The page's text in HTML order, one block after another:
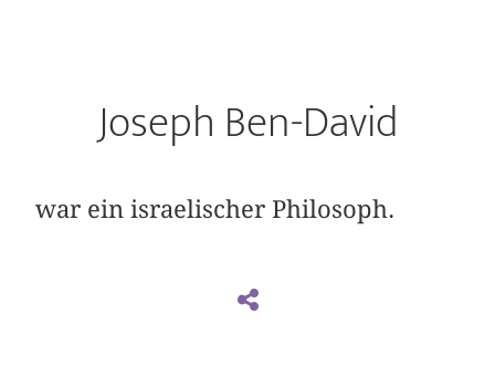
Joseph Ben-David
war ein israelischer Philosoph.